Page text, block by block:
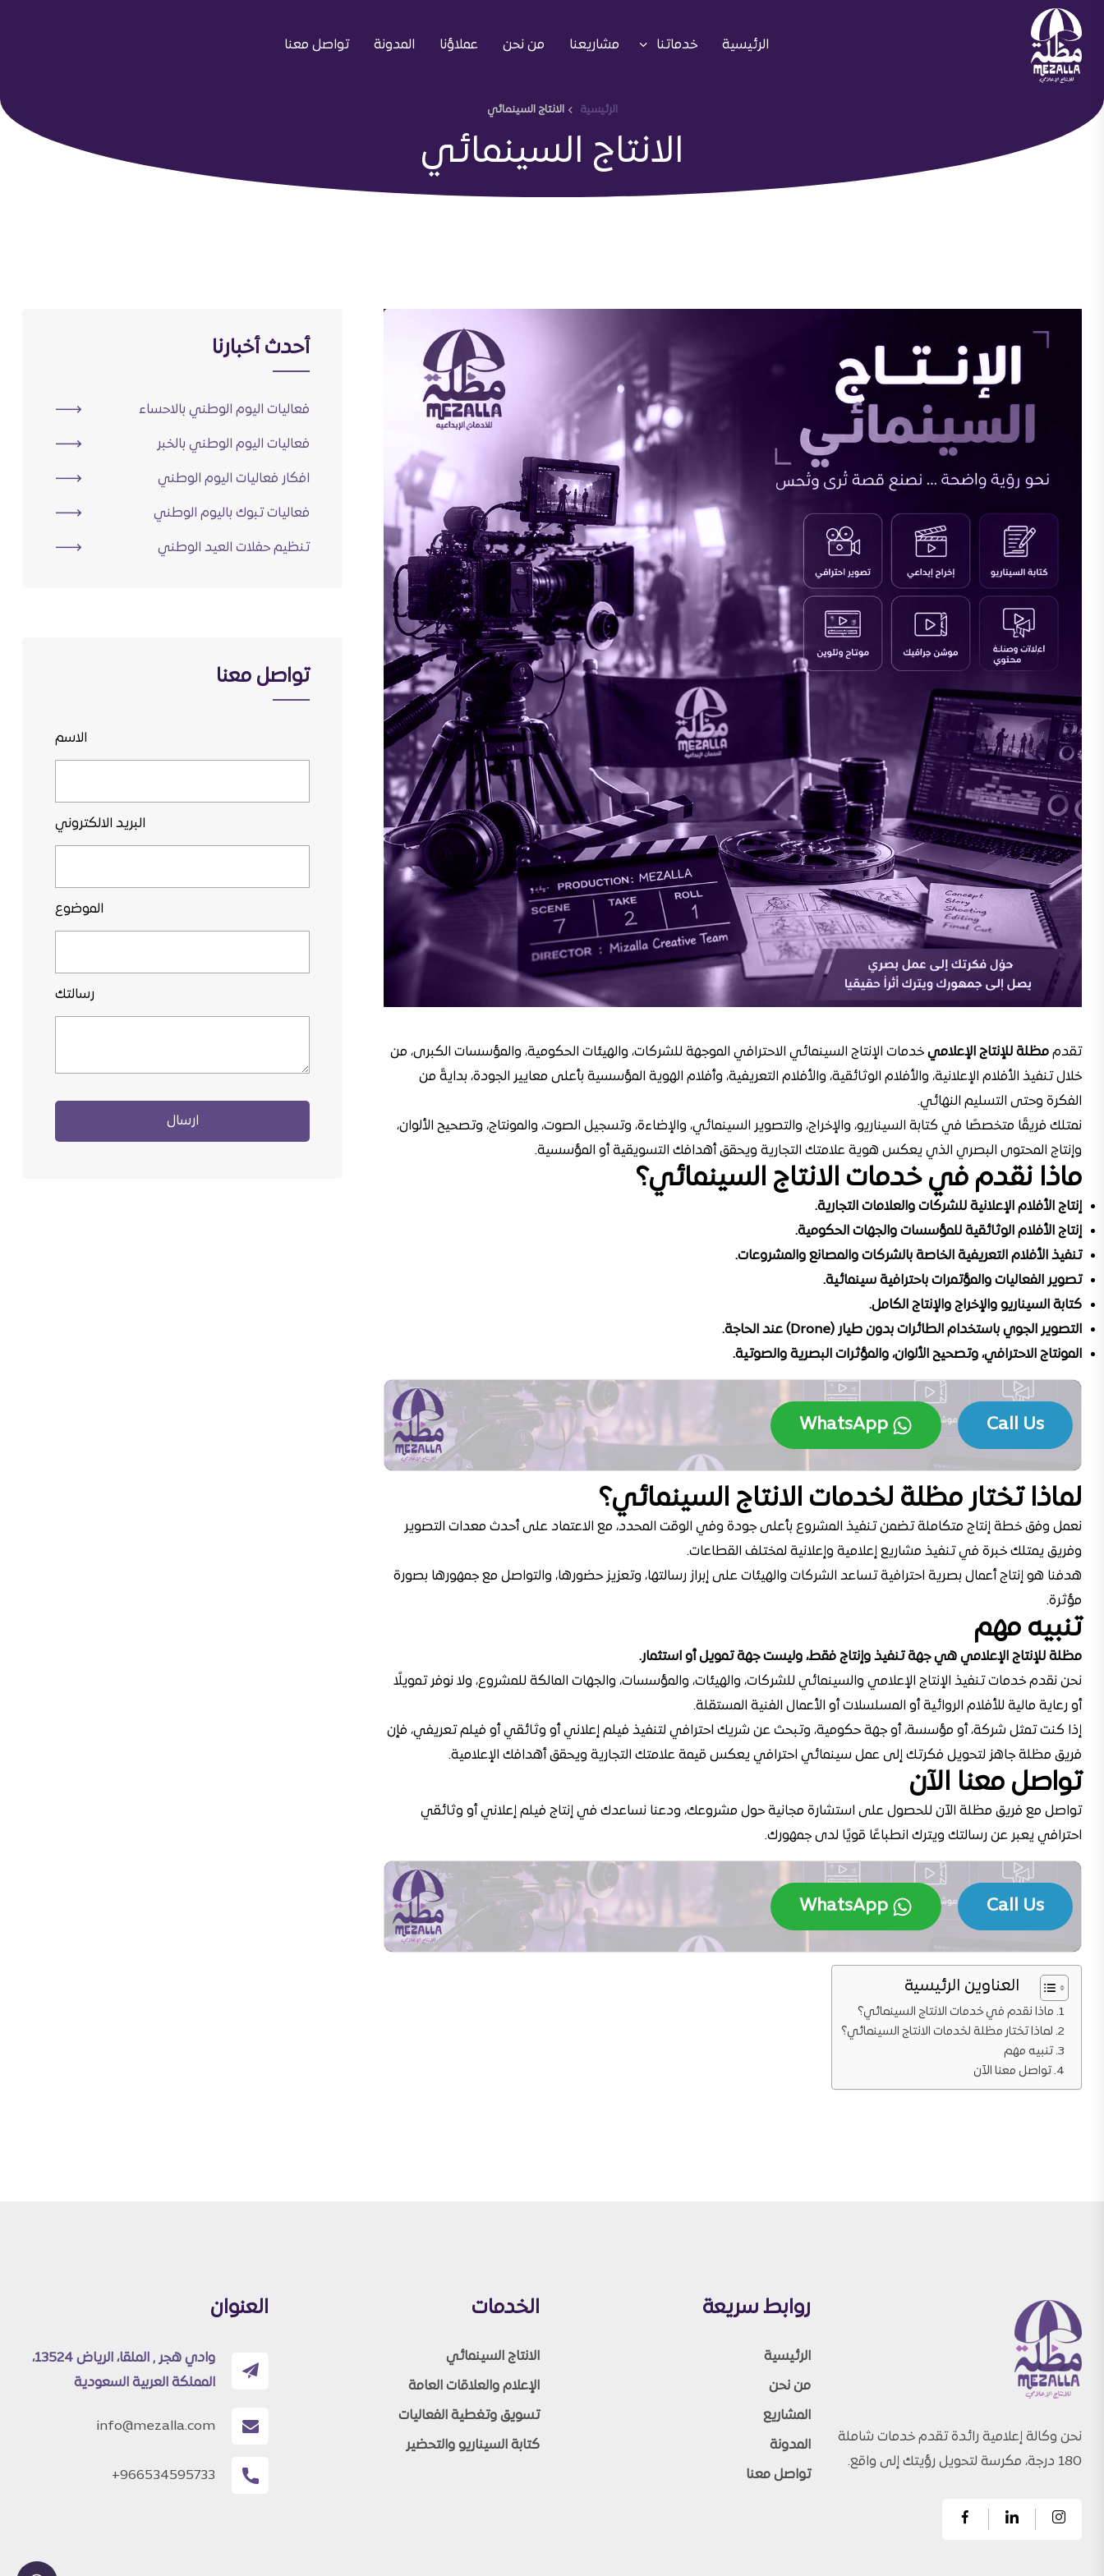
الرئيسية خدماتنا مشاريعنا من نحن عملاؤنا المدونة تواصل معنا
الرئيسية الانتاج السينمائي
الانتاج السينمائي
تقدم مظلة للإنتاج الإعلامي خدمات الإنتاج السينمائي الاحترافي الموجهة للشركات، والهيئات الحكومية، والمؤسسات الكبرى، من
خلال تنفيذ الأفلام الإعلانية، والأفلام الوثائقية، والأفلام التعريفية، وأفلام الهوية المؤسسية بأعلى معايير الجودة، بدايةً من
الفكرة وحتى التسليم النهائي.
نمتلك فريقًا متخصصًا في كتابة السيناريو، والإخراج، والتصوير السينمائي، والإضاءة، وتسجيل الصوت، والمونتاج، وتصحيح الألوان،
وإنتاج المحتوى البصري الذي يعكس هوية علامتك التجارية ويحقق أهدافك التسويقية أو المؤسسية.
ماذا نقدم في خدمات الانتاج السينمائي؟
إنتاج الأفلام الإعلانية للشركات والعلامات التجارية.
إنتاج الأفلام الوثائقية للمؤسسات والجهات الحكومية.
تنفيذ الأفلام التعريفية الخاصة بالشركات والمصانع والمشروعات.
تصوير الفعاليات والمؤتمرات باحترافية سينمائية.
كتابة السيناريو والإخراج والإنتاج الكامل.
التصوير الجوي باستخدام الطائرات بدون طيار (Drone) عند الحاجة.
المونتاج الاحترافي، وتصحيح الألوان، والمؤثرات البصرية والصوتية.
Call Us
WhatsApp
لماذا تختار مظلة لخدمات الانتاج السينمائي؟
نعمل وفق خطة إنتاج متكاملة تضمن تنفيذ المشروع بأعلى جودة وفي الوقت المحدد، مع الاعتماد على أحدث معدات التصوير
وفريق يمتلك خبرة في تنفيذ مشاريع إعلامية وإعلانية لمختلف القطاعات.
هدفنا هو إنتاج أعمال بصرية احترافية تساعد الشركات والهيئات على إبراز رسالتها، وتعزيز حضورها، والتواصل مع جمهورها بصورة
مؤثرة.
تنبيه مهم
مظلة للإنتاج الإعلامي هي جهة تنفيذ وإنتاج فقط، وليست جهة تمويل أو استثمار.
نحن نقدم خدمات تنفيذ الإنتاج الإعلامي والسينمائي للشركات، والهيئات، والمؤسسات، والجهات المالكة للمشروع، ولا نوفر تمويلًا
أو رعاية مالية للأفلام الروائية أو المسلسلات أو الأعمال الفنية المستقلة.
إذا كنت تمثل شركة، أو مؤسسة، أو جهة حكومية، وتبحث عن شريك احترافي لتنفيذ فيلم إعلاني أو وثائقي أو فيلم تعريفي، فإن
فريق مظلة جاهز لتحويل فكرتك إلى عمل سينمائي احترافي يعكس قيمة علامتك التجارية ويحقق أهدافك الإعلامية.
تواصل معنا الآن
تواصل مع فريق مظلة الآن للحصول على استشارة مجانية حول مشروعك، ودعنا نساعدك في إنتاج فيلم إعلاني أو وثائقي
احترافي يعبر عن رسالتك ويترك انطباعًا قويًا لدى جمهورك.
Call Us
WhatsApp
العناوين الرئيسية
ماذا نقدم في خدمات الانتاج السينمائي؟
لماذا تختار مظلة لخدمات الانتاج السينمائي؟
تنبيه مهم
تواصل معنا الآن
أحدث أخبارنا
فعاليات اليوم الوطني بالاحساء
فعاليات اليوم الوطني بالخبر
افكار فعاليات اليوم الوطني
فعاليات تبوك باليوم الوطني
تنظيم حفلات العيد الوطني
تواصل معنا
الاسم
البريد الالكتروني
الموضوع
رسالتك
نحن وكالة إعلامية رائدة تقدم خدمات شاملة
180 درجة، مكرسة لتحويل رؤيتك إلى واقع.
روابط سريعة
الرئيسية
من نحن
المشاريع
المدونة
تواصل معنا
الخدمات
الانتاج السينمائي
الإعلام والعلاقات العامة
تسويق وتغطية الفعاليات
كتابة السيناريو والتحضير
العنوان
وادي هجر , الملقا، الرياض 13524،
المملكة العربية السعودية
info@mezalla.com
+966534595733